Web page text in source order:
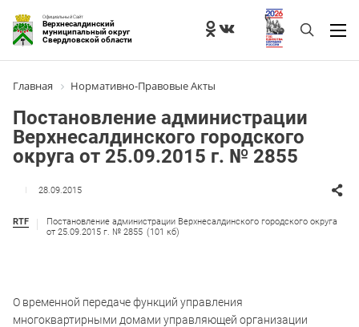
Официальный Сайт
Верхнесалдинский
муниципальный округ
Свердловской области
Главная Нормативно-Правовые Акты
Постановление администрации
Верхнесалдинского городского
округа от 25.09.2015 г. № 2855
28.09.2015
RTF
Постановление администрации Верхнесалдинского городского округа
от 25.09.2015 г. № 2855 (101 кб)
О временной передаче функций управления
многоквартирными домами управляющей организации